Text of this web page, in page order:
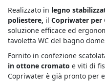
Realizzato in legno
poliestere, il Copriwater per
soluzione efficace ed
tavoletta WC del bagno
Fornito in confezione
in ottone cromato e viti di
Copriwater è già pronto per